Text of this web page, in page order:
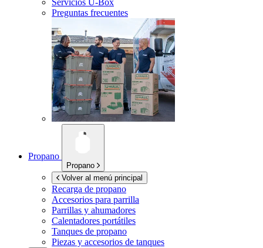
Servicios U-Box
Preguntas frecuentes
Propano
Propano
Volver al menú principal
Recarga de propano
Accesorios para parrilla
Parrillas y ahumadores
Calentadores portátiles
Tanques de propano
Piezas y accesorios de tanques